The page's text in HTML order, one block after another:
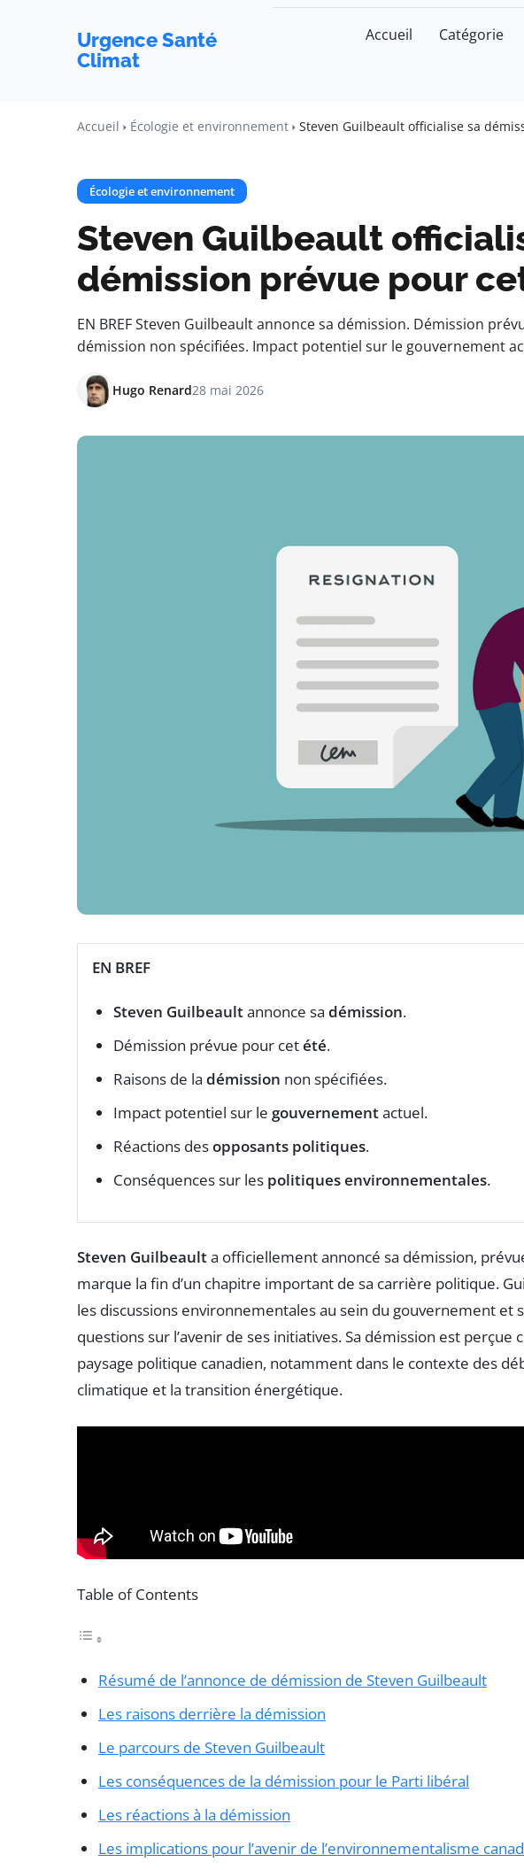
Urgence Santé
Climat
Accueil Catégorie
Accueil Écologie et environnement Steven Guilbeault officialise sa
Écologie et environnement
Steven Guilbeault
démission prévue pour
EN BREF Steven Guilbeault annonce sa démission. Démission
démission non spécifiées. Impact potentiel sur le gouvernement
Hugo Renard28 mai 2026
EN BREF
Steven Guilbeaultannonce sa démission.
Démission prévue pour cetété.
Raisons de la démission non spécifiées.
Impact potentiel sur le gouvernementactuel.
Réactions desopposants politiques.
Conséquences sur les politiques environnementales.
Steven Guilbeaulta officiellement annoncé sa démission,
marque la fin d’un chapitre important de sa carrière politique.
les discussions environnementales au sein du gouvernement et
questions sur l’avenir de ses initiatives. Sa démission est perçue
paysage politique canadien, notamment dans le contexte des
climatique et la transition énergétique.
Table of Contents
Résumé de l’annonce de démission de Steven Guilbeault
Les raisons derrière la démission
Le parcours de Steven Guilbeault
Les conséquences de la démission pour le Parti libéral
Les réactions à la démission
Les implications pour l’avenir de l’environnementalisme